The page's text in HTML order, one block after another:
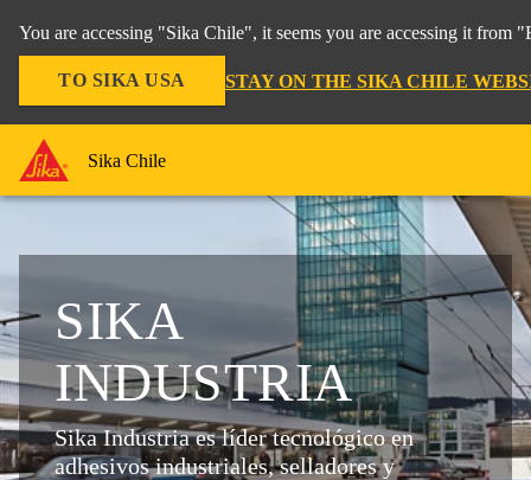
You are accessing "Sika Chile", it seems you are accessing it from
TO SIKA USA STAY ON THE SIKA CHILE
Sika Chile
SIKA
INDUSTRIA
Sika Industria es líder tecnológico en
adhesivos industriales, selladores y